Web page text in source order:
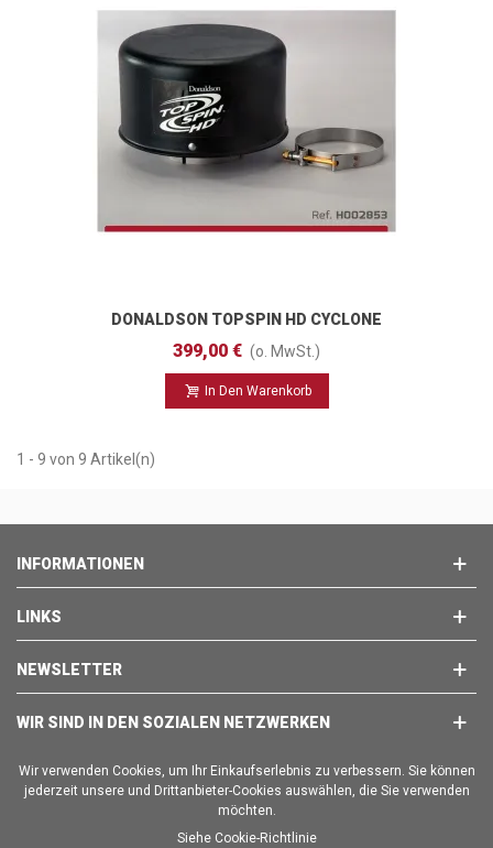
DONALDSON TOPSPIN HD CYCLONE
102 Mm
399,00 € (o. MwSt.)
In Den Warenkorb
1 - 9 von 9 Artikel(n)
INFORMATIONEN
LINKS
NEWSLETTER
WIR SIND IN DEN SOZIALEN NETZWERKEN
Copyright © 2025 - BRAVO EMPORION SL
Wir verwenden Cookies, um Ihr Einkaufserlebnis zu verbessern. Sie können
jederzeit unsere und Drittanbieter-Cookies auswählen, die Sie verwenden
möchten.
Siehe Cookie-Richtlinie